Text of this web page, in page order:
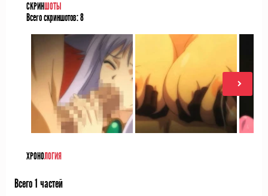
СКРИН ШОТЫ
Всего скриншотов:8
ХРОНОЛОГИЯ
Всего 1 частей